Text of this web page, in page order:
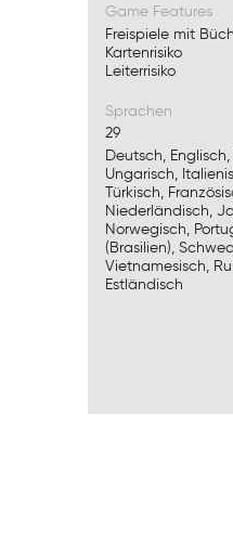
Game Features
Freispiele mit
Kartenrisiko
Leiterrisiko
Sprachen
29
Deutsch,
Ungarisch,
Türkisch,
Niederländisch,
Norwegisch,
(Brasilien),
Vietnamesisch,
Estländisch